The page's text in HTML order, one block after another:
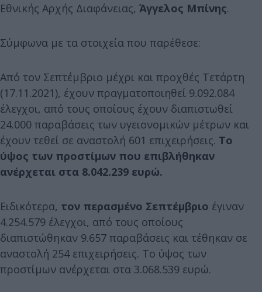
Εθνικής Αρχής Διαφάνειας, Άγγελος Μπίνης.
Σύμφωνα με τα στοιχεία που παρέθεσε:
Από τον Σεπτέμβριο μέχρι και προχθές Τετάρτη
(17.11.2021), έχουν πραγματοποιηθεί 9.092.084
έλεγχοι, από τους οποίους έχουν διαπιστωθεί
24.000 παραβάσεις των υγειονομικών μέτρων και
έχουν τεθεί σε αναστολή 601 επιχειρήσεις. Το
ύψος των προστίμων που επιβλήθηκαν
ανέρχεται στα 8.042.239 ευρώ.
Ειδικότερα, τον περασμένο Σεπτέμβριο έγιναν
4.254.579 έλεγχοι, από τους οποίους
διαπιστώθηκαν 9.657 παραβάσεις και τέθηκαν σε
αναστολή 254 επιχειρήσεις. Το ύψος των
προστίμων ανέρχεται στα 3.068.539 ευρώ.